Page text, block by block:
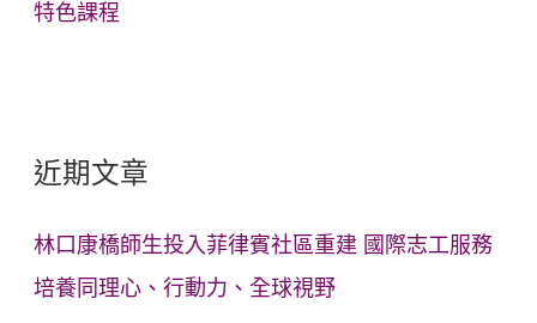
特色課程
近期文章
林口康橋師生投入菲律賓社區重建 國際志工服務
培養同理心、行動力、全球視野